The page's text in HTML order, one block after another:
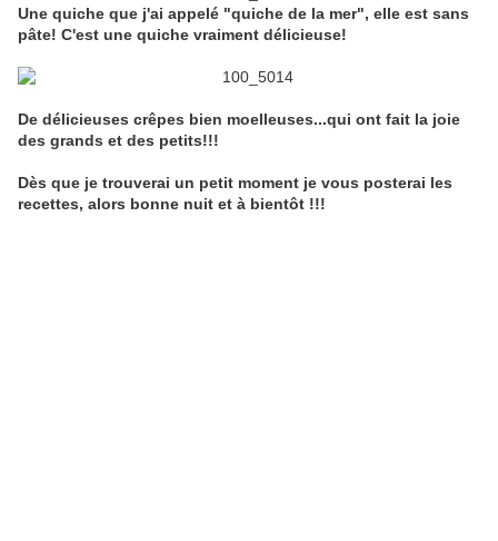
Une quiche que j'ai appelé "quiche de la mer", elle est sans
pâte! C'est une quiche vraiment délicieuse!
De délicieuses crêpes bien moelleuses...qui ont fait la joie
des grands et des petits!!!
Dès que je trouverai un petit moment je vous posterai les
recettes, alors bonne nuit et à bientôt !!!